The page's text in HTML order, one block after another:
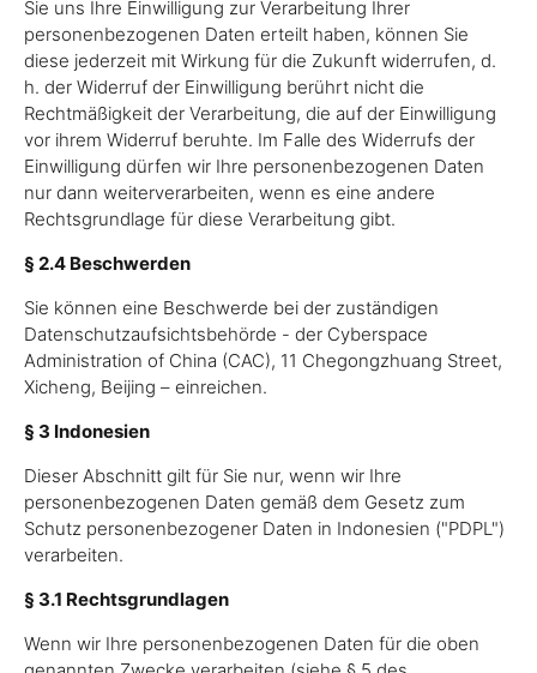
Sie uns Ihre Einwilligung zur Verarbeitung Ihrer
personenbezogenen Daten erteilt haben, können Sie
diese jederzeit mit Wirkung für die Zukunft widerrufen, d.
h. der Widerruf der Einwilligung berührt nicht die
Rechtmäßigkeit der Verarbeitung, die auf der Einwilligung
vor ihrem Widerruf beruhte. Im Falle des Widerrufs der
Einwilligung dürfen wir Ihre personenbezogenen Daten
nur dann weiterverarbeiten, wenn es eine andere
Rechtsgrundlage für diese Verarbeitung gibt.
§ 2.4 Beschwerden
Sie können eine Beschwerde bei der zuständigen
Datenschutzaufsichtsbehörde - der Cyberspace
Administration of China (CAC), 11 Chegongzhuang Street,
Xicheng, Beijing – einreichen.
§ 3 Indonesien
Dieser Abschnitt gilt für Sie nur, wenn wir Ihre
personenbezogenen Daten gemäß dem Gesetz zum
Schutz personenbezogener Daten in Indonesien ("PDPL")
verarbeiten.
§ 3.1 Rechtsgrundlagen
Wenn wir Ihre personenbezogenen Daten für die oben